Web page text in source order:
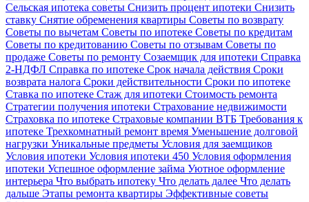
Сельская ипотека советы Снизить процент ипотеки Снизить
ставку Снятие обременения квартиры Советы по возврату
Советы по вычетам Советы по ипотеке Советы по кредитам
Советы по кредитованию Советы по отзывам Советы по
продаже Советы по ремонту Созаемщик для ипотеки Справка
2-НДФЛ Справка по ипотеке Срок начала действия Сроки
возврата налога Сроки действительности Сроки по ипотеке
Ставка по ипотеке Стаж для ипотеки Стоимость ремонта
Стратегии получения ипотеки Страхование недвижимости
Страховка по ипотеке Страховые компании ВТБ Требования к
ипотеке Трехкомнатный ремонт время Уменьшение долговой
нагрузки Уникальные предметы Условия для заемщиков
Условия ипотеки Условия ипотеки 450 Условия оформления
ипотеки Успешное оформление займа Уютное оформление
интерьера Что выбрать ипотеку Что делать далее Что делать
дальше Этапы ремонта квартиры Эффективные советы